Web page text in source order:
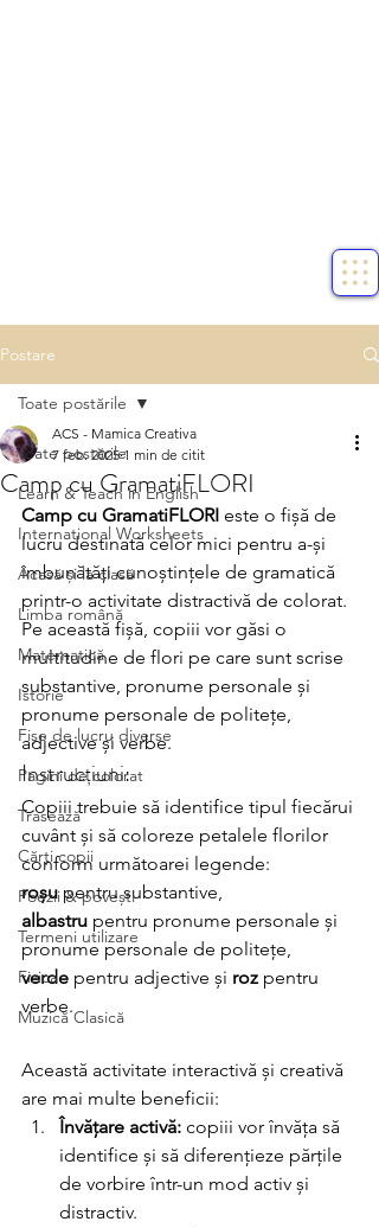
Postare
Toate postările
Learn & Teach in English
International Worksheets
Acasă și la clasă
Limba română
Matematică
Istorie
Fișe de lucru diverse
Pagini de colorat
Trasează
Cărți copii
Poezii & povești
Termeni utilizare
Fizica
Muzică Clasică
Toate postările
Camp cu GramatiFLORI
ACS - Mamica Creativa
7 feb. 2025 1 min de citit
Camp cu GramatiFLORI este o fișă de
lucru destinată celor mici pentru a-și
îmbunătăți cunoștințele de gramatică
printr-o activitate distractivă de colorat.
Pe această fișă, copiii vor găsi o
multitudine de flori pe care sunt scrise
substantive, pronume personale și
pronume personale de politețe,
adjective și verbe.
Instrucțiuni:
Copiii trebuie să identifice tipul fiecărui
cuvânt și să coloreze petalele florilor
conform următoarei legende:
roșu pentru substantive,
albastru pentru pronume personale și
pronume personale de politețe,
verde pentru adjective și roz pentru
verbe.
Această activitate interactivă și creativă
are mai multe beneficii:
Învățare activă: copiii vor învăța să
identifice și să diferențieze părțile
de vorbire într-un mod activ și
distractiv.